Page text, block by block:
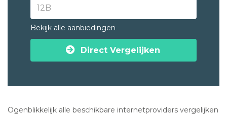
Bekijk alle aanbiedingen
Direct Vergelijken
Ogenblikkelijk alle beschikbare internetproviders vergelijken